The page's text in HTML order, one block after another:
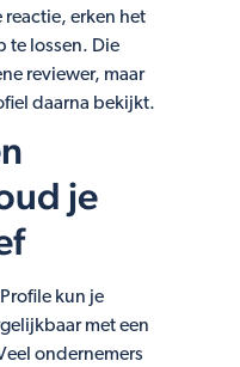
reactie, erken het
te lossen. Die
reviewer, maar
daarna bekijkt.
je
kun je
met een
ondernemers